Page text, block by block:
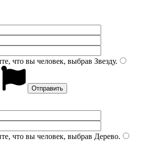
что вы человек, выбрав Звезду.
что вы человек, выбрав Дерево.